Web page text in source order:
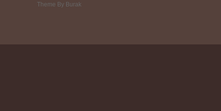
Theme By Burak